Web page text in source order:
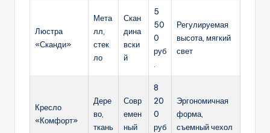
Люстра
«Сканди»
Мета
лл,
стек
ло
Скан
дина
вски
й
5
50
0
руб
Регулируемая
высота, мягкий
свет
Кресло
«Комфорт»
Дере
во,
ткань
Совр
емен
ный
8
20
0
руб
Эргономичная
форма,
съемный чехол